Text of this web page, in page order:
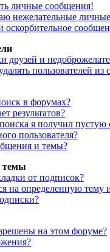
личные сообщения!
нежелательные
друзей и
пользователей
в форумах?
результатов?
я получил пустую
пользователя?
и темы?
темы
от подписок?
на определенную тему
на этом форуме?